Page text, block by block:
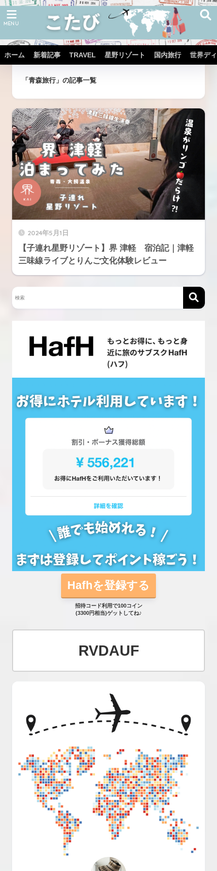
ホーム 新着記事 TRAVEL 星野リゾート 国内旅行 世界デ
ホーム タグ
「青森旅行」の記事一覧
2024年5月1日
【子連れ星野リゾート】界 津軽 宿泊記｜津軽
三味線ライブとりんご文化体験レビュー
Hafhを登録する
招待コード利用で100コイン
(3300円相当)ゲットしてね♪
RVDAUF